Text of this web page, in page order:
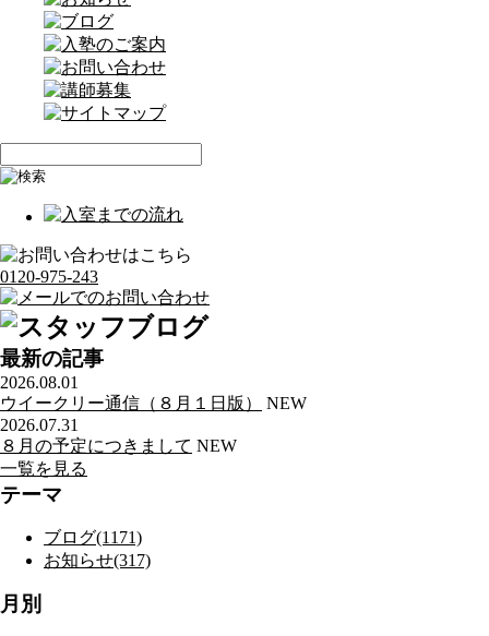
0120-975-243
最新の記事
2026.08.01
ウイークリー通信（８月１日版）
NEW
2026.07.31
８月の予定につきまして NEW
一覧を見る
テーマ
ブログ(1171)
お知らせ(317)
月別